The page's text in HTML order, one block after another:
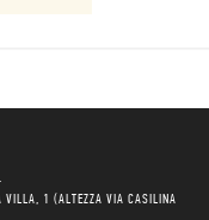
1 (ALTEZZA VIA CASILINA